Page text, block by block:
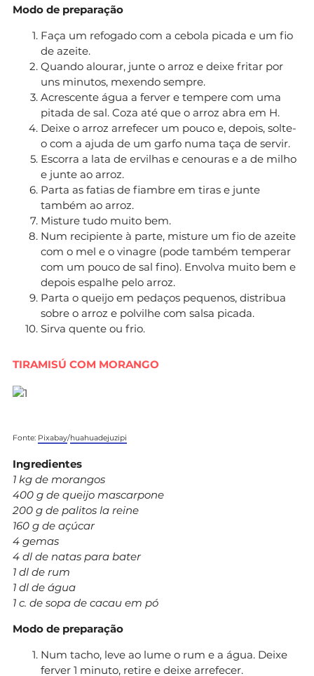
Modo de preparação
Faça um refogado com a cebola picada e um fio
de azeite.
Quando alourar, junte o arroz e deixe fritar por
uns minutos, mexendo sempre.
Acrescente água a ferver e tempere com uma
pitada de sal. Coza até que o arroz abra em H.
Deixe o arroz arrefecer um pouco e, depois, solte-
o com a ajuda de um garfo numa taça de servir.
Escorra a lata de ervilhas e cenouras e a de milho
e junte ao arroz.
Parta as fatias de fiambre em tiras e junte
também ao arroz.
Misture tudo muito bem.
Num recipiente à parte, misture um fio de azeite
com o mel e o vinagre (pode também temperar
com um pouco de sal fino). Envolva muito bem e
depois espalhe pelo arroz.
Parta o queijo em pedaços pequenos, distribua
sobre o arroz e polvilhe com salsa picada.
Sirva quente ou frio.
TIRAMISÚ COM MORANGO
Fonte: Pixabay/huahuadejuzipi
Ingredientes
1 kg de morangos
400 g de queijo mascarpone
200 g de palitos la reine
160 g de açúcar
4 gemas
4 dl de natas para bater
1 dl de rum
1 dl de água
1 c. de sopa de cacau em pó
Modo de preparação
Num tacho, leve ao lume o rum e a água. Deixe
ferver 1 minuto, retire e deixe arrefecer.